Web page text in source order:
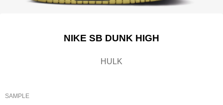
NIKE SB DUNK HIGH
HULK
SAMPLE